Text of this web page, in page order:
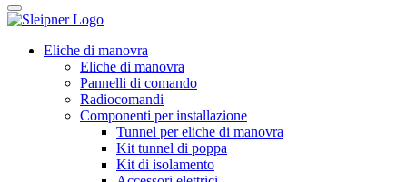
Eliche di manovra
Eliche di manovra
Pannelli di comando
Radiocomandi
Componenti per installazione
Tunnel per eliche di manovra
Kit tunnel di poppa
Kit di isolamento